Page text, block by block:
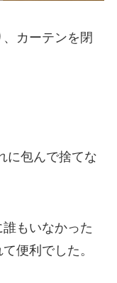
カーテンを閉
に包んで捨てな
もいなかった
便利でした。